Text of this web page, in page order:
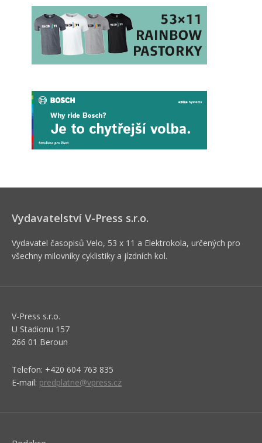
Vydavatelství V-Press s.r.o.
Vydavatel časopisů Velo, 53 x 11 a Elektrokola, určených pro
všechny milovníky cyklistiky a jízdních kol.
V-Press s.r.o.
U Stadionu 157
266 01 Beroun
Telefon: +420 604 763 835
E-mail: predplatne@vpress.cz